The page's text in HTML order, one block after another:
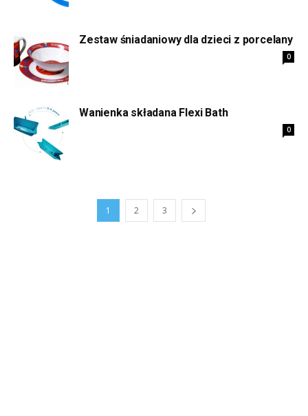
Zestaw śniadaniowy dla dzieci z porcelany
0
Wanienka składana Flexi Bath
0
1 2 3